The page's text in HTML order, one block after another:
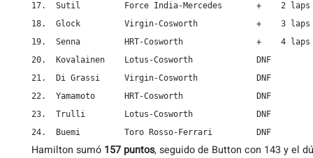
17.  Sutil         Force India-Mercedes       +    2 laps
18.  Glock         Virgin-Cosworth            +    3 laps
19.  Senna         HRT-Cosworth               +    4 laps
20.  Kovalainen    Lotus-Cosworth             DNF
21.  Di Grassi     Virgin-Cosworth            DNF
22.  Yamamoto      HRT-Cosworth               DNF
23.  Trulli        Lotus-Cosworth             DNF
24.  Buemi         Toro Rosso-Ferrari         DNF
Hamilton sumó 157 puntos, seguido de Button con 143 y el